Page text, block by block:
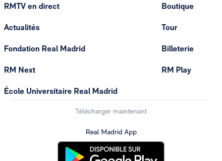
RMTV en direct
Actualités
Fondation Real Madrid
RM Next
École Universitaire Real Madrid
Boutique
Tour
Billeterie
RM Play
Télécharger maintenant
Real Madrid App